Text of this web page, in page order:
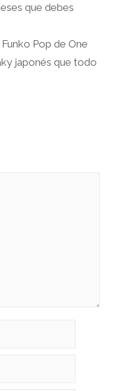
que debes
Pop de One
japonés que todo